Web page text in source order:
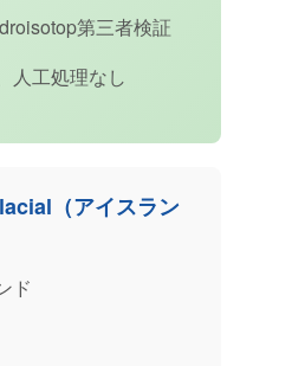
第三者検証
人工処理なし
（アイスラン
ド